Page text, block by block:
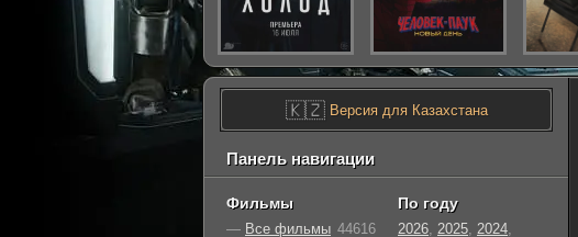
🇰🇿Версия для Казахстана
Панель навигации
Фильмы
— Все фильмы 44616
По году
2026, 2025, 2024,